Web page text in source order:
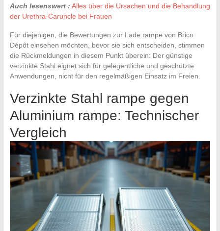
Auch lesenswert : Alles über die Ursachen und die Behandlung
der Urethra-Caruncle bei Frauen
Für diejenigen, die Bewertungen zur Lade rampe von Brico
Dépôt einsehen möchten, bevor sie sich entscheiden, stimmen
die Rückmeldungen in diesem Punkt überein: Der günstige
verzinkte Stahl eignet sich für gelegentliche und geschützte
Anwendungen, nicht für den regelmäßigen Einsatz im Freien.
Verzinkte Stahl rampe gegen
Aluminium rampe: Technischer
Vergleich